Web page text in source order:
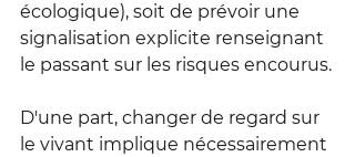
écologique), soit de prévoir une
signalisation explicite renseignant
le passant sur les risques encourus.
D'une part, changer de regard sur
le vivant implique nécessairement